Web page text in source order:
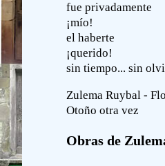
fue privadamente
¡mío!
el haberte
¡querido!
sin tiempo... sin
Zulema Ruybal -
Otoño otra vez
Obras de